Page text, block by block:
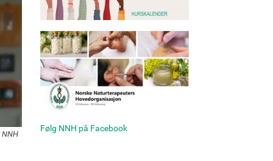
Følg NNH på Facebook